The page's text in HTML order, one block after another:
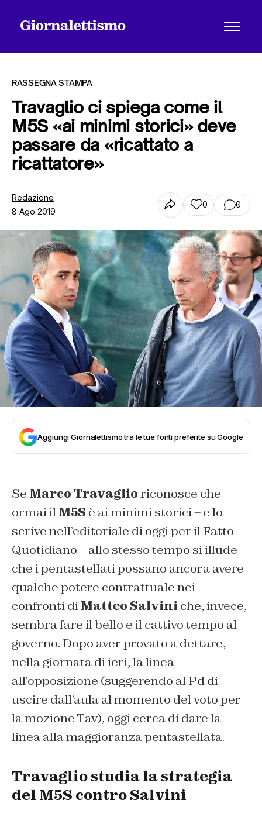
Tutti gli articoli
Contatti
RASSEGNA STAMPA
Travaglio ci spiega come il
M5S «ai minimi storici» deve
passare da «ricattato a
ricattatore»
Redazione
8 Ago 2019
0 0
Aggiungi Giornalettismo tra le tue fonti preferite su Google
Se Marco Travaglioriconosce che
ormai ilM5S è ai minimi storici – e lo
scrive nell’editoriale di oggi per ilFatto
Quotidiano– allo stesso tempo si illude
che i pentastellati possano ancora avere
qualche potere contrattuale nei
confronti diMatteo Salvini che, invece,
sembra fare il bello e il cattivo tempo al
governo. Dopo aver provato a dettare,
nella giornata di ieri, la linea
all’opposizione (suggerendo al Pd di
uscire dall’aula al momento del voto per
la mozione Tav), oggi cerca di dare la
linea alla maggioranza pentastellata.
Travaglio studia la strategia
del M5S contro Salvini